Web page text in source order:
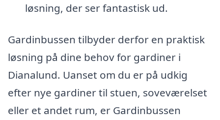
løsning, der ser fantastisk ud.
Gardinbussen tilbyder derfor en praktisk
løsning på dine behov for gardiner i
Dianalund. Uanset om du er på udkig
efter nye gardiner til stuen, soveværelset
eller et andet rum, er Gardinbussen